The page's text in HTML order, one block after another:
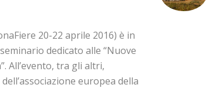
20-22 aprile 2016) è in
dedicato alle “Nuove
All’evento, tra gli altri,
europea della